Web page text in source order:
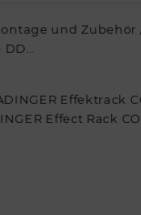
und Zubehör